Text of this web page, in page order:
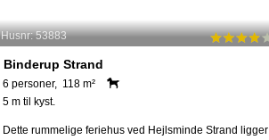
Husnr: 53883
Binderup Strand
6 personer, 118 m²
5 m til kyst.
Dette rummelige feriehus ved Hejlsminde Strand ligger